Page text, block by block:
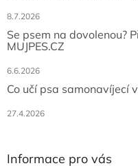
8.7.2026
Se psem na dovolenou?
MUJPES.CZ
6.6.2026
Co učí psa samonavíjecí
27.4.2026
Informace pro vás